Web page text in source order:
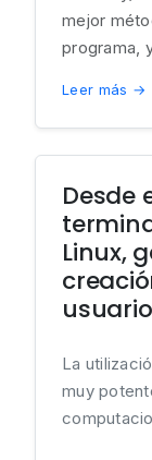
mejor
programa,
Leer más →
Desde
Linux,
La
muy